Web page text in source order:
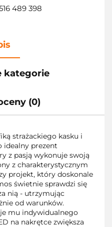
489 398
kategorie
(0)
strażackiego kasku i
idealny prezent
z pasją wykonuje swoją
z charakterystycznym
projekt, który doskonale
świetnie sprawdzi się
nią - utrzymując
od warunków.
mu indywidualnego
na nakrętce zwiększa